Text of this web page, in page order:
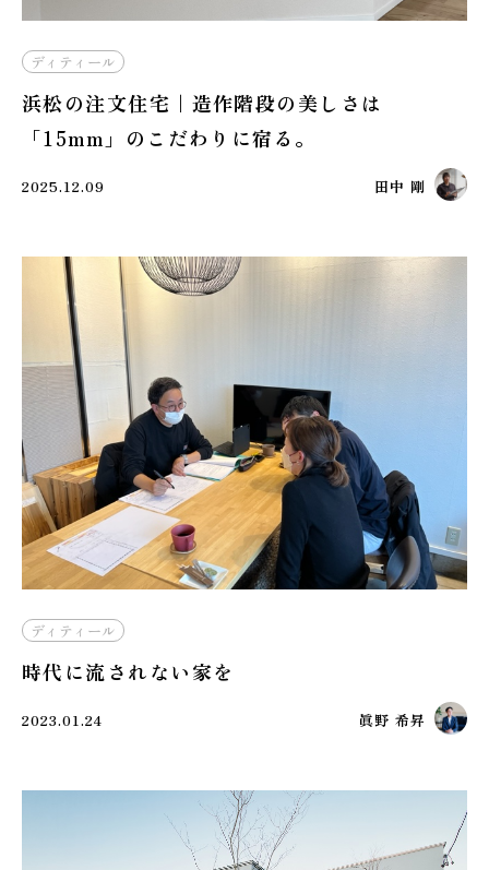
053-488-5127 053-430-5123
ディティール
浜松の注文住宅｜造作階段の美しさは
「15mm」のこだわりに宿る。
2025.12.09 田中 剛
ディティール
時代に流されない家を
2023.01.24 眞野 希昇